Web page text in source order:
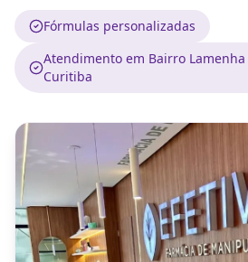
Fórmulas personalizadas
Atendimento em Bairro Lamenha
Curitiba